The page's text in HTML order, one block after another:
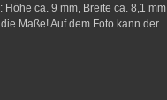
ca. 9 mm, Breite ca. 8,1 mm,
Maße! Auf dem Foto kann der